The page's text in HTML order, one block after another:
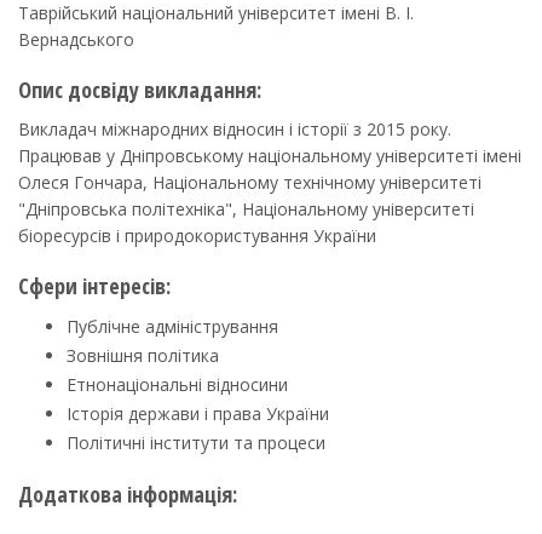
Таврійський національний університет імені В. І.
Вернадського
Опис досвіду викладання:
Викладач міжнародних відносин і історії з 2015 року.
Працював у Дніпровському національному університеті імені
Олеся Гончара, Національному технічному університеті
"Дніпровська політехніка", Національному університеті
біоресурсів і природокористування України
Сфери інтересів:
Публічне адміністрування
Зовнішня політика
Етнонаціональні відносини
Історія держави і права України
Політичні інститути та процеси
Додаткова інформація: